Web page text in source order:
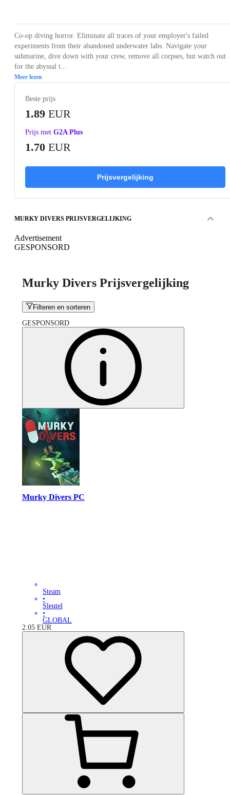
Co-op diving horror. Eliminate all traces of your employer's failed
experiments from their abandoned underwater labs. Navigate your
submarine, dive down with your crew, remove all corpses, but watch out
for the abyssal t...
Meer lezen
Beste prijs
1.89 EUR
Prijs met G2A Plus
1.70 EUR
Prijsvergelijking
MURKY DIVERS PRIJSVERGELIJKING
Advertisement
GESPONSORD
Murky Divers Prijsvergelijking
Filteren en sorteren
GESPONSORD
Murky Divers PC
Steam
•
Sleutel
•
GLOBAL
2.05 EUR